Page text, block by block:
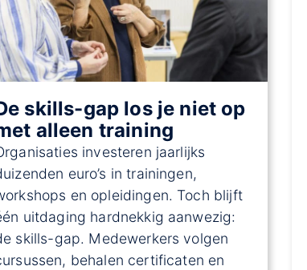
skills-gap los je niet op
alleen training
investeren jaarlijks
euro’s in trainingen,
en opleidingen. Toch blijft
uitdaging hardnekkig aanwezig:
skills-gap. Medewerkers volgen
behalen certificaten en